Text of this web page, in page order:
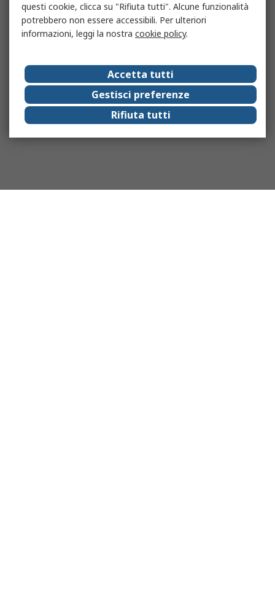
questi cookie, clicca su "Rifiuta tutti". Alcune funzionalità
potrebbero non essere accessibili. Per ulteriori
informazioni, leggi la nostra cookie policy.
Accetta tutti
Gestisci preferenze
Rifiuta tutti